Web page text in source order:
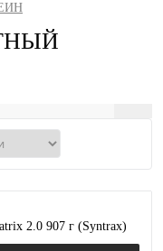
2.0 907 г (Syntrax)